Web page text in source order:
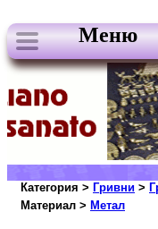
Меню
Категория > Гривни >
Материал > Метал